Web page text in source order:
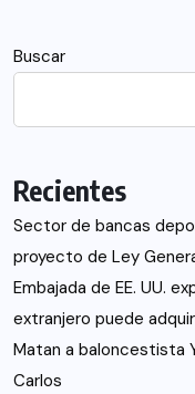
Buscar
Recientes
Sector de bancas
proyecto de Ley
Embajada de EE. UU.
extranjero puede
Matan a baloncestista
Carlos